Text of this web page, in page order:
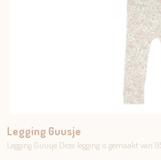
Legging Guusje
Legging Guusje Deze legging is gemaakt van